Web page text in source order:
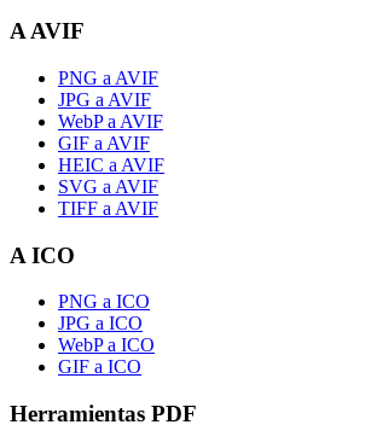
A AVIF
PNG a AVIF
JPG a AVIF
WebP a AVIF
GIF a AVIF
HEIC a AVIF
SVG a AVIF
TIFF a AVIF
A ICO
PNG a ICO
JPG a ICO
WebP a ICO
GIF a ICO
Herramientas PDF